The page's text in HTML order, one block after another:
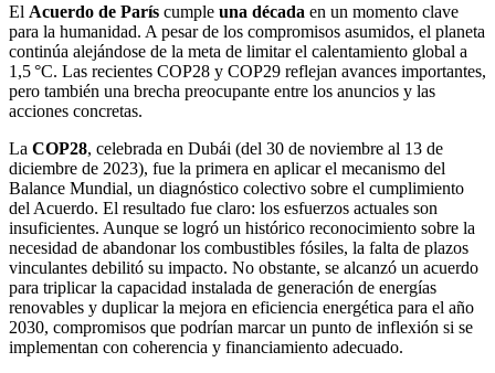
El Acuerdo de París cumple una década en un momento clave
para la humanidad. A pesar de los compromisos asumidos, el planeta
continúa alejándose de la meta de limitar el calentamiento global a
1,5 °C. Las recientes COP28 y COP29 reflejan avances importantes,
pero también una brecha preocupante entre los anuncios y las
acciones concretas.
La COP28, celebrada en Dubái (del 30 de noviembre al 13 de
diciembre de 2023), fue la primera en aplicar el mecanismo del
Balance Mundial, un diagnóstico colectivo sobre el cumplimiento
del Acuerdo. El resultado fue claro: los esfuerzos actuales son
insuficientes. Aunque se logró un histórico reconocimiento sobre la
necesidad de abandonar los combustibles fósiles, la falta de plazos
vinculantes debilitó su impacto. No obstante, se alcanzó un acuerdo
para triplicar la capacidad instalada de generación de energías
renovables y duplicar la mejora en eficiencia energética para el año
2030, compromisos que podrían marcar un punto de inflexión si se
implementan con coherencia y financiamiento adecuado.